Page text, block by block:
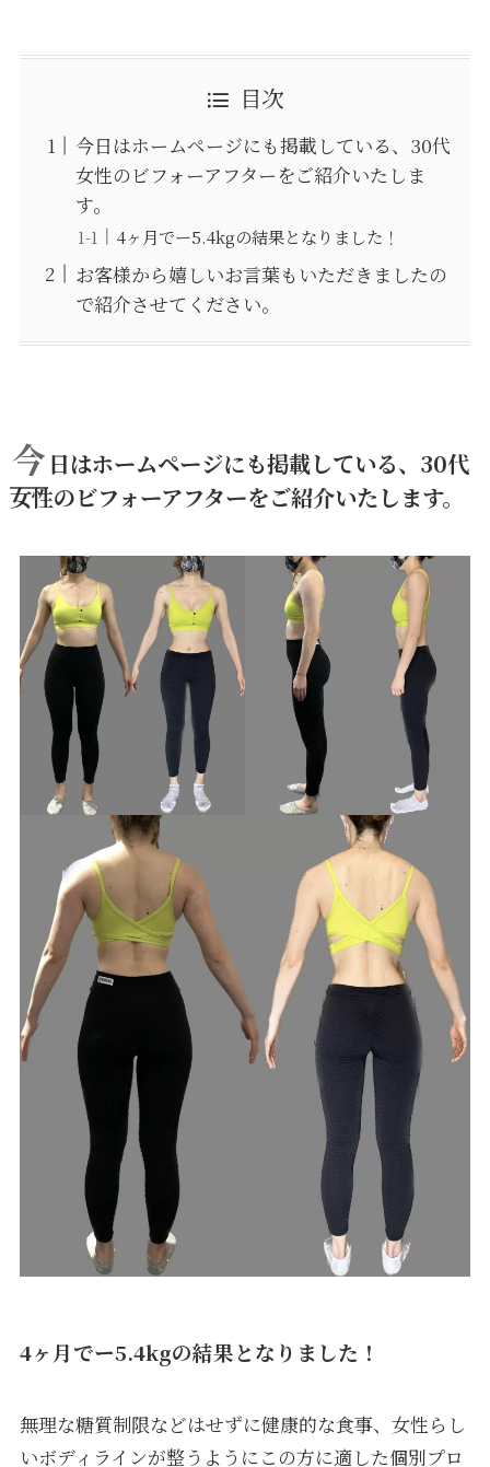
目次
今日はホームページにも掲載している、30代
女性のビフォーアフターをご紹介いたしま
す。
4ヶ月でー5.4kgの結果となりました！
お客様から嬉しいお言葉もいただきましたの
で紹介させてください。
今 日はホームページにも掲載している、30代
女性のビフォーアフターをご紹介いたします。
4ヶ月でー5.4kgの結果となりました！
無理な糖質制限などはせずに健康的な食事、女性らし
いボディラインが整うようにこの方に適した個別プロ